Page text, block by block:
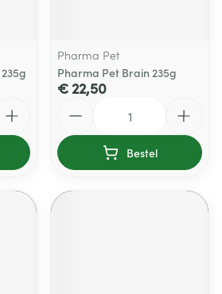
Pharma Pet
Pharma Pet Brain 235g
€ 22,50
Bestel